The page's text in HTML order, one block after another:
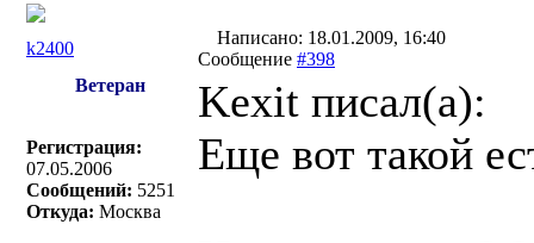
k2400
Написано: 18.01.2009, 16:40
Сообщение #398
Ветеран
Регистрация:
07.05.2006
Сообщений: 5251
Откуда: Москва
Kexit писал(a):
Еще вот такой